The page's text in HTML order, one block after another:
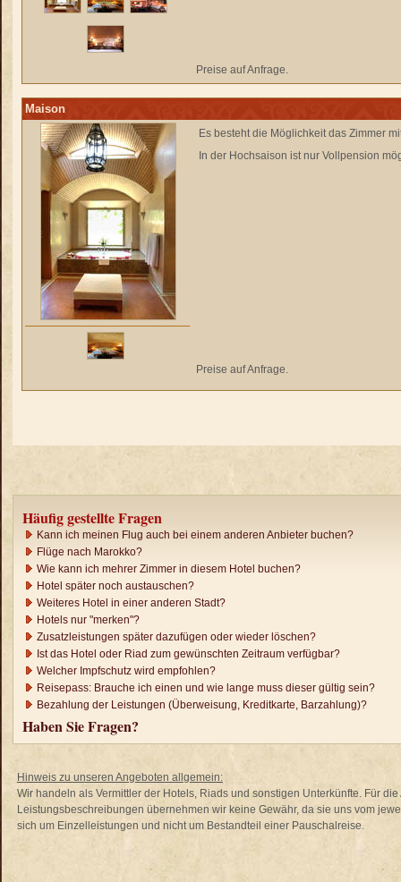
Preise auf Anfrage.
Maison
Es besteht die Möglichkeit das Zimmer
In der Hochsaison ist nur Vollpension
Preise auf Anfrage.
Häufig gestellte Fragen
Kann ich meinen Flug auch bei einem anderen Anbieter buchen?
Flüge nach Marokko?
Wie kann ich mehrer Zimmer in diesem Hotel buchen?
Hotel später noch austauschen?
Weiteres Hotel in einer anderen Stadt?
Hotels nur "merken"?
Zusatzleistungen später dazufügen oder wieder löschen?
Ist das Hotel oder Riad zum gewünschten Zeitraum verfügbar?
Welcher Impfschutz wird empfohlen?
Reisepass: Brauche ich einen und wie lange muss dieser gültig sein?
Bezahlung der Leistungen (Überweisung, Kreditkarte, Barzahlung)?
Haben Sie Fragen?
Hinweis zu unseren Angeboten allgemein:
Wir handeln als Vermittler der Hotels, Riads und sonstigen Unterkünfte. Für
Leistungsbeschreibungen übernehmen wir keine Gewähr, da sie uns vom
sich um Einzelleistungen und nicht um Bestandteil einer Pauschalreise.